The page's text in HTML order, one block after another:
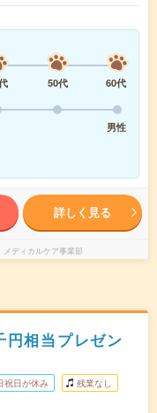
50代
60代
男性
詳しく見る
ディカルケア事業部
円相当プレゼン
祝日が休み 残業なし